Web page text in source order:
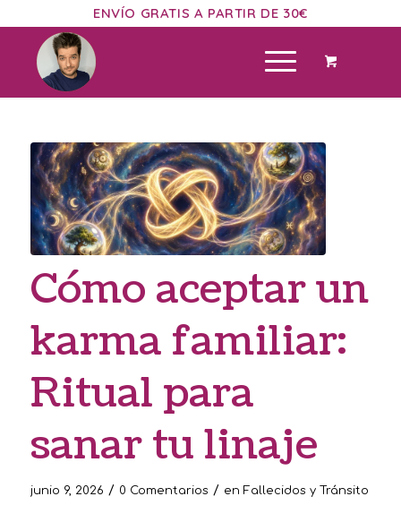
ENVÍO GRATIS A PARTIR DE 30€
Cómo aceptar un
karma familiar:
Ritual para
sanar tu linaje
junio 9, 2026 / 0 Comentarios / en Fallecidos y Tránsito